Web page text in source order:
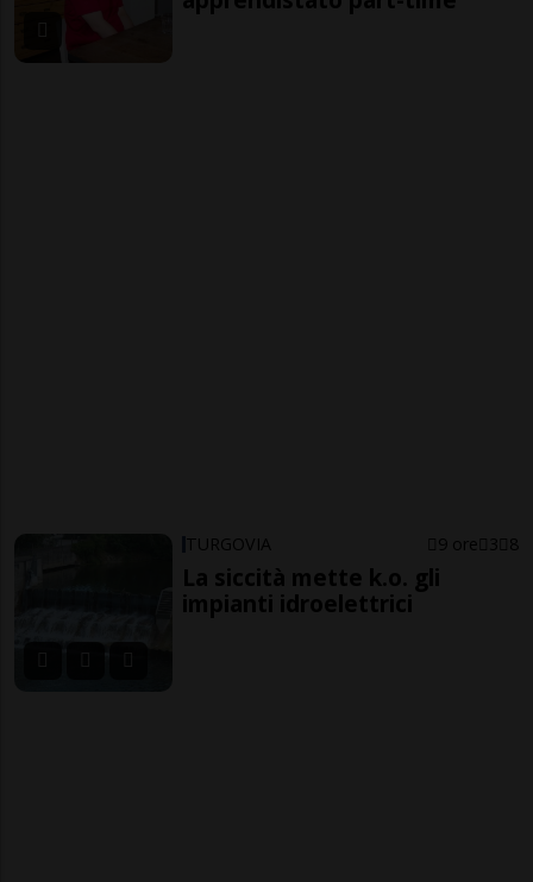
TURGOVIA 9 ore 3 8
La siccità mette k.o. gli
impianti idroelettrici